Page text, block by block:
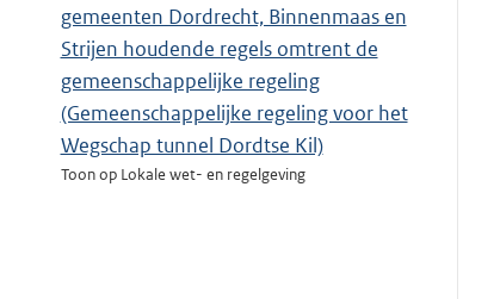
gemeenten Dordrecht, Binnenmaas en
Strijen houdende regels omtrent de
gemeenschappelijke regeling
(Gemeenschappelijke regeling voor het
Wegschap tunnel Dordtse Kil)
Toon op Lokale wet- en regelgeving